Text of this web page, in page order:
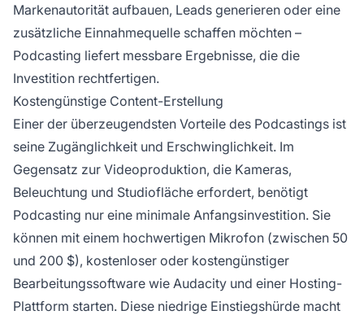
Markenautorität aufbauen, Leads generieren oder eine
zusätzliche Einnahmequelle schaffen möchten –
Podcasting liefert messbare Ergebnisse, die die
Investition rechtfertigen.
Kostengünstige Content-Erstellung
Einer der überzeugendsten Vorteile des Podcastings ist
seine Zugänglichkeit und Erschwinglichkeit. Im
Gegensatz zur Videoproduktion, die Kameras,
Beleuchtung und Studiofläche erfordert, benötigt
Podcasting nur eine minimale Anfangsinvestition. Sie
können mit einem hochwertigen Mikrofon (zwischen 50
und 200 $), kostenloser oder kostengünstiger
Bearbeitungssoftware wie Audacity und einer Hosting-
Plattform starten. Diese niedrige Einstiegshürde macht